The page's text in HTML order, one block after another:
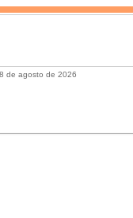
de agosto de 2026